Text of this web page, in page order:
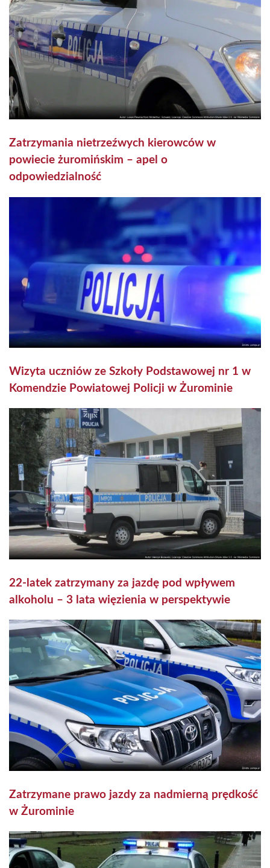
Zatrzymania nietrzeźwych kierowców w
powiecie żuromińskim – apel o
odpowiedzialność
Wizyta uczniów ze Szkoły Podstawowej nr 1 w
Komendzie Powiatowej Policji w Żurominie
22-latek zatrzymany za jazdę pod wpływem
alkoholu – 3 lata więzienia w perspektywie
Zatrzymane prawo jazdy za nadmierną prędkość
w Żurominie